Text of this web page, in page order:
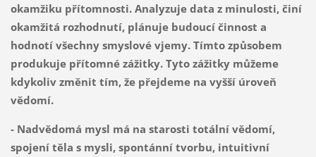
okamžiku přítomnosti. Analyzuje data z minulosti, činí
okamžitá rozhodnutí, plánuje budoucí činnost a
hodnotí všechny smyslové vjemy. Tímto způsobem
produkuje přítomné zážitky. Tyto zážitky můžeme
kdykoliv změnit tím, že přejdeme na vyšší úroveň
vědomí.
- Nadvědomá mysl má na starosti totální vědomí,
spojení těla s mysli, spontánní tvorbu, intuitivní